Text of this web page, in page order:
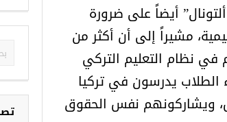
أيضاً على ضرورة
مشيراً إلى أن أكثر من
في نظام التعليم التركي
الطلاب يدرسون في تركيا
ويشاركونهم نفس الحقوق